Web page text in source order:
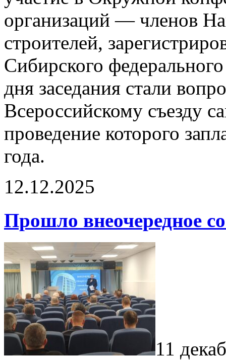
организаций — членов
строителей,
Сибирского
дня заседания стали
Всероссийскому съезду
проведение которого
года.
12.12.2025
Прошло внеочередное
11